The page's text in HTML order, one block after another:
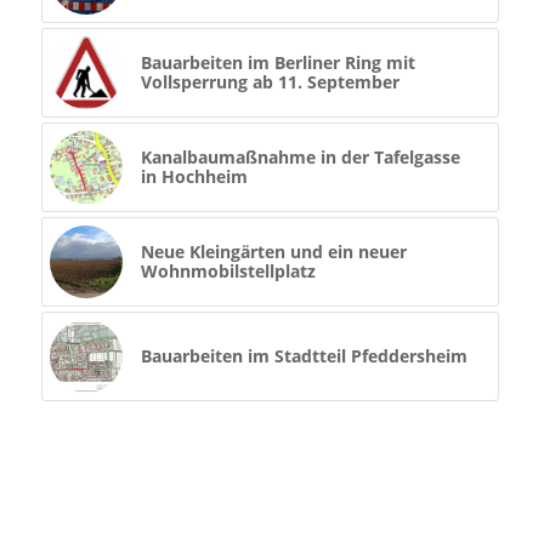
Bauarbeiten im Berliner Ring mit
Vollsperrung ab 11. September
Kanalbaumaßnahme in der Tafelgasse
in Hochheim
Neue Kleingärten und ein neuer
Wohnmobilstellplatz
Bauarbeiten im Stadtteil Pfeddersheim